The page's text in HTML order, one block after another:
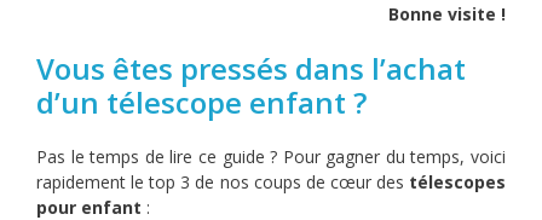
Bonne visite !
Vous êtes pressés dans l’achat
d’un télescope enfant ?
Pas le temps de lire ce guide ? Pour gagner du temps, voici
rapidement le top 3 de nos coups de cœur des télescopes
pour enfant :